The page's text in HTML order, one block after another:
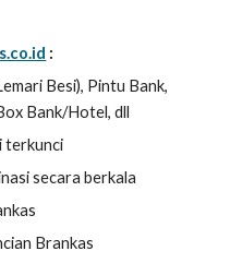
:
Besi), Pintu Bank,
Bank/Hotel, dll
terkunci
secara berkala
Brankas